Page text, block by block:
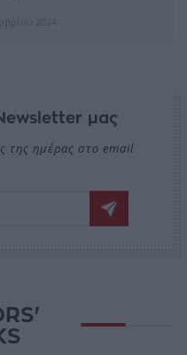
μας
της ημέρας στο email